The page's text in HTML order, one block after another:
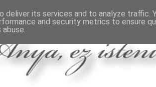
its services and to analyze traffic.
and security metrics to ensure